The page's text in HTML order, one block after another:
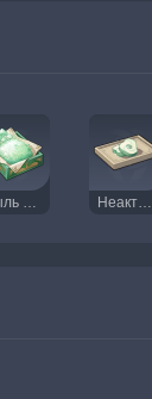
Пыль кристаллоцистов Неактивное ядро плесенника